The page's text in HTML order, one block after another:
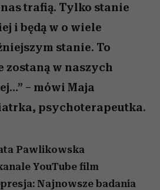
trafią. Tylko stanie
i będą w o wiele
stanie. To
zostaną w naszych
– mówi Maja
psychoterapeutka.
Pawlikowska
YouTube film
Najnowsze badania